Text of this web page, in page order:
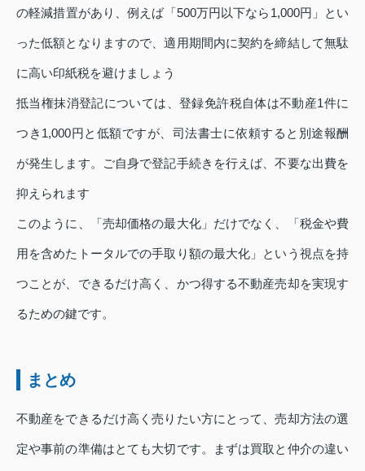
の軽減措置があり、例えば「500万円以下なら1,000円」とい
った低額となりますので、適用期間内に契約を締結して無駄
に高い印紙税を避けましょう
抵当権抹消登記については、登録免許税自体は不動産1件に
つき1,000円と低額ですが、司法書士に依頼すると別途報酬
が発生します。ご自身で登記手続きを行えば、不要な出費を
抑えられます
このように、「売却価格の最大化」だけでなく、「税金や費
用を含めたトータルでの手取り額の最大化」という視点を持
つことが、できるだけ高く、かつ得する不動産売却を実現す
るための鍵です。
まとめ
不動産をできるだけ高く売りたい方にとって、売却方法の選
定や事前の準備はとても大切です。まずは買取と仲介の違い